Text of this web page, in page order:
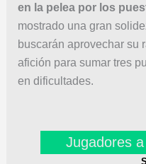
en la pelea por los
mostrado una gran
buscarán aprovechar su
afición para sumar tres
en dificultades.
Jugadores